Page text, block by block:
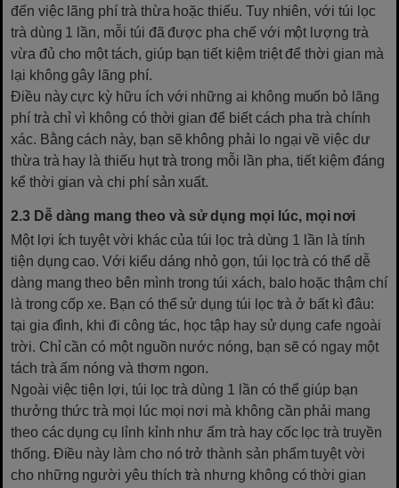
đến việc lãng phí trà thừa hoặc thiếu. Tuy nhiên, với túi lọc
trà dùng 1 lần, mỗi túi đã được pha chế với một lượng trà
vừa đủ cho một tách, giúp bạn tiết kiệm triệt để thời gian mà
lại không gây lãng phí.
Điều này cực kỳ hữu ích với những ai không muốn bỏ lãng
phí trà chỉ vì không có thời gian để biết cách pha trà chính
xác. Bằng cách này, bạn sẽ không phải lo ngại về việc dư
thừa trà hay là thiếu hụt trà trong mỗi lần pha, tiết kiệm đáng
kể thời gian và chi phí sản xuất.
2.3 Dễ dàng mang theo và sử dụng mọi lúc, mọi nơi
Một lợi ích tuyệt vời khác của túi lọc trà dùng 1 lần là tính
tiện dụng cao. Với kiểu dáng nhỏ gọn, túi lọc trà có thể dễ
dàng mang theo bên mình trong túi xách, balo hoặc thậm chí
là trong cốp xe. Bạn có thể sử dụng túi lọc trà ở bất kì đâu:
tại gia đình, khi đi công tác, học tập hay sử dụng cafe ngoài
trời. Chỉ cần có một nguồn nước nóng, bạn sẽ có ngay một
tách trà ấm nóng và thơm ngon.
Ngoài việc tiện lợi, túi lọc trà dùng 1 lần có thể giúp bạn
thưởng thức trà mọi lúc mọi nơi mà không cần phải mang
theo các dụng cụ lỉnh kỉnh như ấm trà hay cốc lọc trà truyền
thống. Điều này làm cho nó trở thành sản phẩm tuyệt vời
cho những người yêu thích trà nhưng không có thời gian